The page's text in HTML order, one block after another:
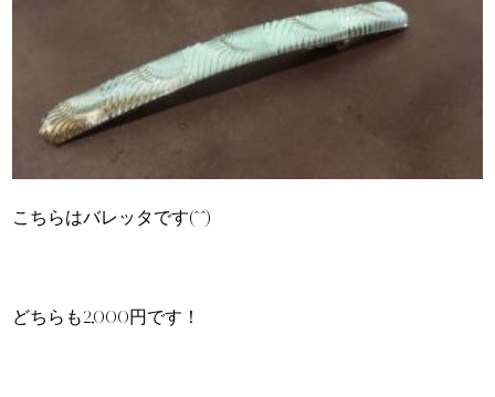
こちらはバレッタです(^^)
どちらも2,000円です！